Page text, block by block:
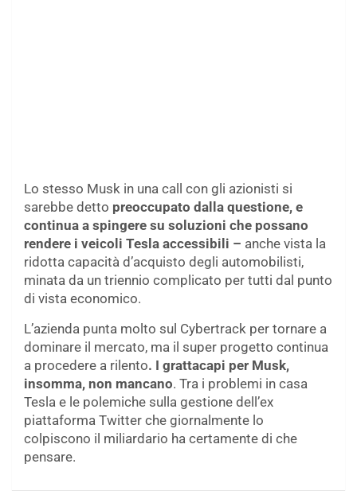
Lo stesso Musk in una call con gli azionisti si
sarebbe detto preoccupato dalla questione, e
continua a spingere su soluzioni che possano
rendere i veicoli Tesla accessibili – anche vista la
ridotta capacità d’acquisto degli automobilisti,
minata da un triennio complicato per tutti dal punto
di vista economico.
L’azienda punta molto sul Cybertrack per tornare a
dominare il mercato, ma il super progetto continua
a procedere a rilento. I grattacapi per Musk,
insomma, non mancano. Tra i problemi in casa
Tesla e le polemiche sulla gestione dell’ex
piattaforma Twitter che giornalmente lo
colpiscono il miliardario ha certamente di che
pensare.